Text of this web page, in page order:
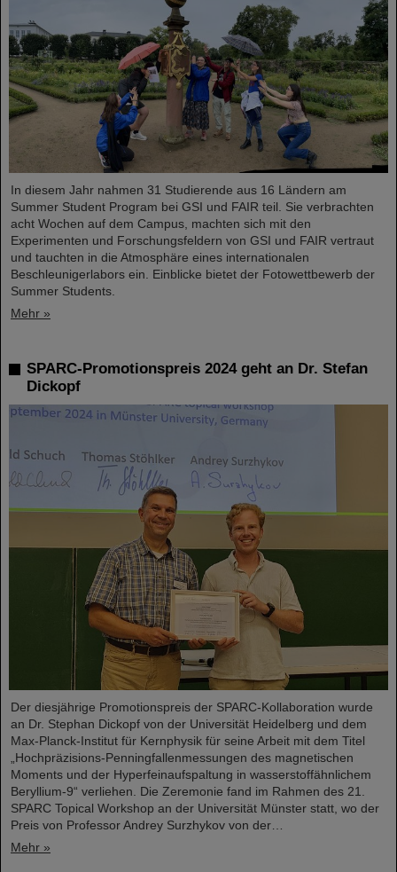
In diesem Jahr nahmen 31 Studierende aus 16 Ländern am
Summer Student Program bei GSI und FAIR teil. Sie verbrachten
acht Wochen auf dem Campus, machten sich mit den
Experimenten und Forschungsfeldern von GSI und FAIR vertraut
und tauchten in die Atmosphäre eines internationalen
Beschleunigerlabors ein. Einblicke bietet der Fotowettbewerb der
Summer Students.
Mehr »
SPARC-Promotionspreis 2024 geht an Dr. Stefan
Dickopf
Der diesjährige Promotionspreis der SPARC-Kollaboration wurde
an Dr. Stephan Dickopf von der Universität Heidelberg und dem
Max-Planck-Institut für Kernphysik für seine Arbeit mit dem Titel
„Hochpräzisions-Penningfallenmessungen des magnetischen
Moments und der Hyperfeinaufspaltung in wasserstoffähnlichem
Beryllium-9“ verliehen. Die Zeremonie fand im Rahmen des 21.
SPARC Topical Workshop an der Universität Münster statt, wo der
Preis von Professor Andrey Surzhykov von der…
Mehr »